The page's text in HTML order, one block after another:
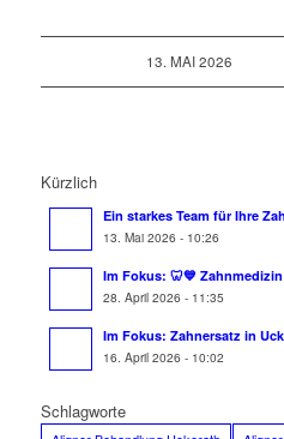
13. MAI 2026
Kürzlich
Ein starkes Team für Ihre
13. Mai 2026 - 10:26
Im Fokus: 🦷💙
28. April 2026 - 11:35
Im Fokus: Zahnersatz in
16. April 2026 - 10:02
Schlagworte